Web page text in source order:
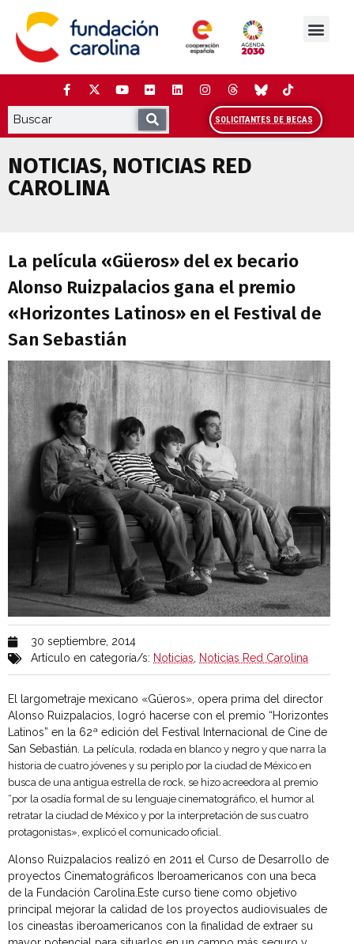
contenido
SOLICITANTES DE BECAS
NOTICIAS, NOTICIAS RED
CAROLINA
La película «Güeros» del ex becario
La película «Güeros» del ex becario
Alonso Ruizpalacios gana el premio
«Horizontes Latinos» en el Festival de
San Sebastián
30 septiembre, 2014
Artículo en categoría/s: Noticias Noticias Red Carolina
El largometraje mexicano «Güeros», opera prima del director
Alonso Ruizpalacios, logró hacerse con el premio “Horizontes
Latinos” en la 62ª edición del Festival Internacional de Cine de
San Sebastián. La película, rodada en blanco y negro y que narra la
historia de cuatro jóvenes y su periplo por la ciudad de México en
busca de una antigua estrella de rock, se hizo acreedora al premio
“por la osadía formal de su lenguaje cinematográfico, el humor al
retratar la ciudad de México y por la interpretación de sus cuatro
protagonistas», explicó el comunicado oficial.
Alonso Ruizpalacios realizó en 2011 el Curso de Desarrollo de
proyectos Cinematográficos Iberoamericanos con una beca
de la Fundación Carolina.Este curso tiene como objetivo
principal mejorar la calidad de los proyectos audiovisuales de
los cineastas iberoamericanos con la finalidad de extraer su